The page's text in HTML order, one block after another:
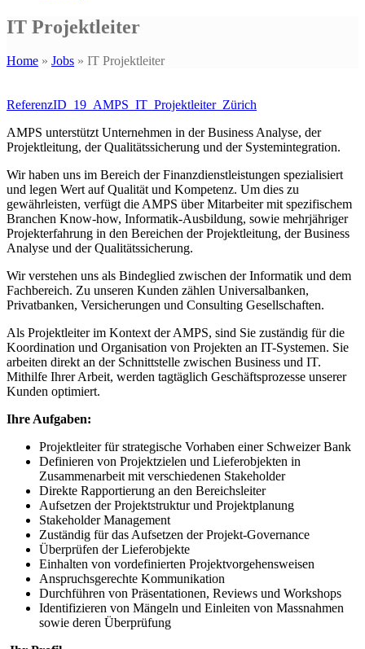
IT Projektleiter
Home » Jobs » IT Projektleiter
ReferenzID_19_AMPS_IT_Projektleiter_Zürich
AMPS unterstützt Unternehmen in der Business Analyse, der
Projektleitung, der Qualitätssicherung und der Systemintegration.
Wir haben uns im Bereich der Finanzdienstleistungen spezialisiert
und legen Wert auf Qualität und Kompetenz. Um dies zu
gewährleisten, verfügt die AMPS über Mitarbeiter mit spezifischem
Branchen Know-how, Informatik-Ausbildung, sowie mehrjähriger
Projekterfahrung in den Bereichen der Projektleitung, der Business
Analyse und der Qualitätssicherung.
Wir verstehen uns als Bindeglied zwischen der Informatik und dem
Fachbereich. Zu unseren Kunden zählen Universalbanken,
Privatbanken, Versicherungen und Consulting Gesellschaften.
Als Projektleiter im Kontext der AMPS, sind Sie zuständig für die
Koordination und Organisation von Projekten an IT-Systemen. Sie
arbeiten direkt an der Schnittstelle zwischen Business und IT.
Mithilfe Ihrer Arbeit, werden tagtäglich Geschäftsprozesse unserer
Kunden optimiert.
Ihre Aufgaben:
Projektleiter für strategische Vorhaben einer Schweizer Bank
Definieren von Projektzielen und Lieferobjekten in
Zusammenarbeit mit verschiedenen Stakeholder
Direkte Rapportierung an den Bereichsleiter
Aufsetzen der Projektstruktur und Projektplanung
Stakeholder Management
Zuständig für das Aufsetzen der Projekt-Governance
Überprüfen der Lieferobjekte
Einhalten von vordefinierten Projektvorgehensweisen
Anspruchsgerechte Kommunikation
Durchführen von Präsentationen, Reviews und Workshops
Identifizieren von Mängeln und Einleiten von Massnahmen
sowie deren Überprüfung